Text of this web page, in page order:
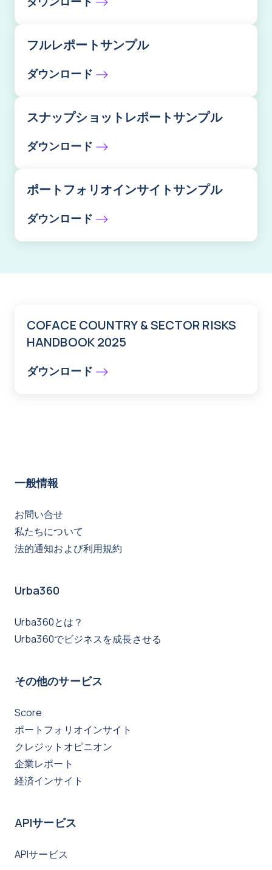
フルレポートサンプル
ダウンロード
スナップショットレポートサンプル
ダウンロード
ポートフォリオインサイトサンプル
ダウンロード
COFACE COUNTRY & SECTOR RISKS
HANDBOOK 2025
ダウンロード
一般情報
お問い合せ
私たちについて
法的通知および利用規約
Urba360
Urba360とは？
Urba360でビジネスを成長させる
その他のサービス
Score
ポートフォリオインサイト
クレジットオピニオン
企業レポート
経済インサイト
APIサービス
APIサービス